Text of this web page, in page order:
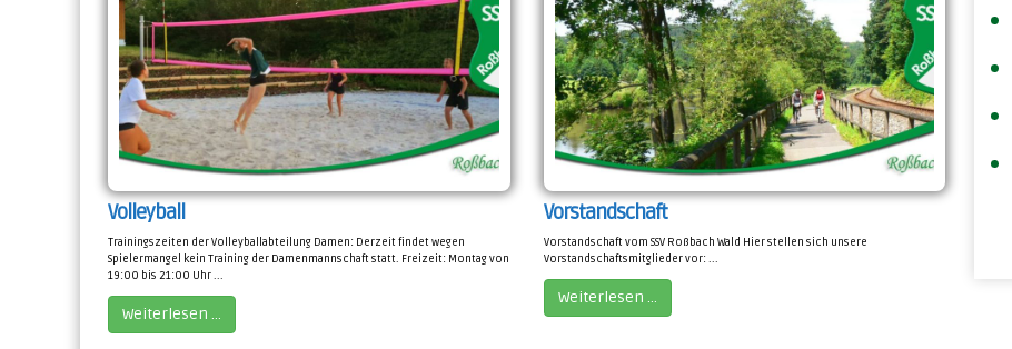
Volleyball
Trainingszeiten der Volleyballabteilung Damen: Derzeit findet wegen
Spielermangel kein Training der Damenmannschaft statt. Freizeit: Montag von
19:00 bis 21:00 Uhr ...
Weiterlesen …
Vorstandschaft
Vorstandschaft vom SSV Roßbach Wald Hier stellen sich unsere
Vorstandschaftsmitglieder vor: ...
Weiterlesen …